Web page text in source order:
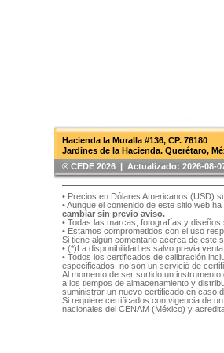
Hacienda la Muralla #136, CP. 76180
Jardines de la Hacienda. Querétaro,
®️ CEDE 2026 | Actualizado: 2026-08-
• Precios en Dólares Americanos (USD)
• Aunque el contenido de este sitio web
cambiar sin previo aviso.
• Todas las marcas, fotografías y
• Estamos comprometidos con el uso
Si tiene algún comentario acerca de este
• (*)La disponibilidad es salvo previa
• Todos los certificados de calibración
especificados, no son un servició de
Al momento de ser surtido un
a los tiempos de almacenamiento y
suministrar un nuevo certificado en caso
Si requiere certificados con vigencia de
nacionales del CENAM (México) y